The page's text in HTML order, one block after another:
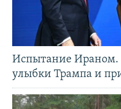
Испытание Ираном.
улыбки Трампа и